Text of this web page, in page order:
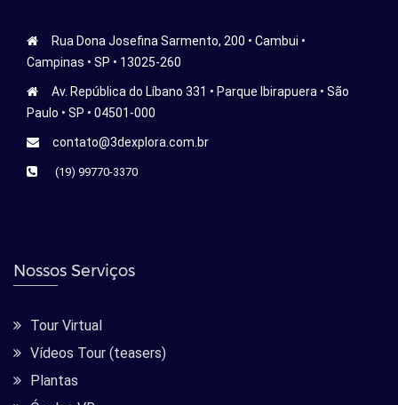
Rua Dona Josefina Sarmento, 200 • Cambui •
Campinas • SP • 13025-260
Av. República do Líbano 331 • Parque Ibirapuera • São
Paulo • SP • 04501-000
contato@3dexplora.com.br
(19) 99770-3370
Nossos Serviços
Tour Virtual
Vídeos Tour (teasers)
Plantas